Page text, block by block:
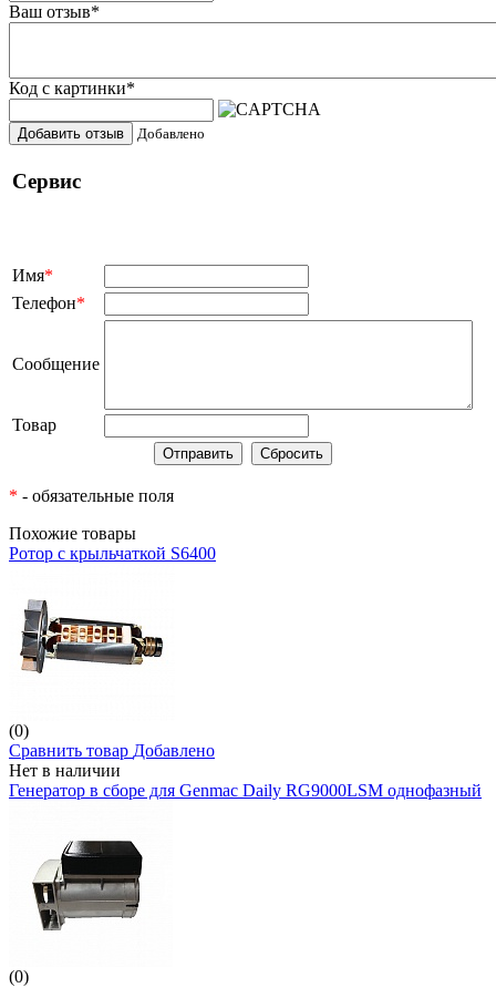
Ваш отзыв*
Код с картинки*
Добавить отзыв Добавлено
Сервис
Имя*
Телефон*
Сообщение
Товар
* - обязательные поля
Похожие товары
Ротор с крыльчаткой S6400
(0)
Сравнить товар Добавлено
Нет в наличии
Генератор в сборе для Genmac Daily RG9000LSM однофазный
(0)